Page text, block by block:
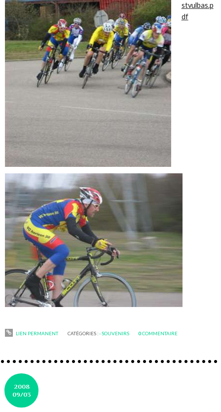
stvulbas.p
df
LIEN PERMANENT CATÉGORIES :- SOUVENIRS 0COMMENTAIRE
2008
09/03